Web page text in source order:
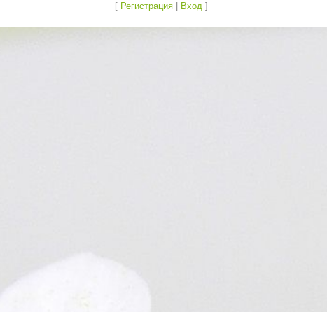
[ Регистрация| Вход]